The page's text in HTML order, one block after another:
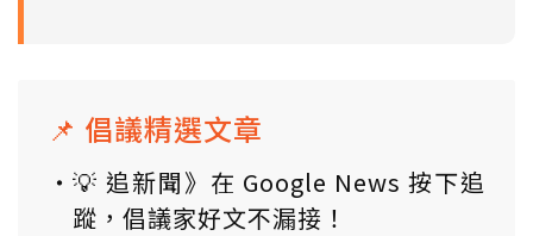
📌 倡議精選文章
💡 追新聞》在 Google News 按下追
蹤，倡議家好文不漏接！